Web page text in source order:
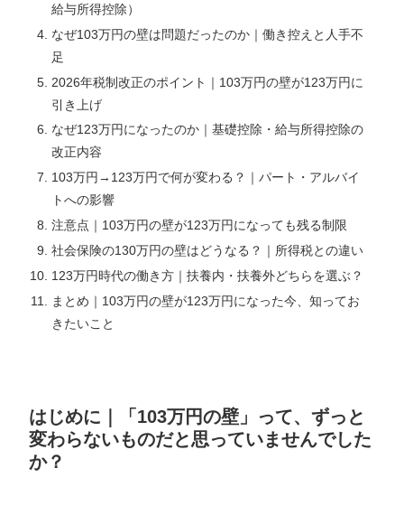
給与所得控除）
なぜ103万円の壁は問題だったのか｜働き控えと人手不
足
2026年税制改正のポイント｜103万円の壁が123万円に
引き上げ
なぜ123万円になったのか｜基礎控除・給与所得控除の
改正内容
103万円→123万円で何が変わる？｜パート・アルバイ
トへの影響
注意点｜103万円の壁が123万円になっても残る制限
社会保険の130万円の壁はどうなる？｜所得税との違い
123万円時代の働き方｜扶養内・扶養外どちらを選ぶ？
まとめ｜103万円の壁が123万円になった今、知ってお
きたいこと
はじめに｜「103万円の壁」って、ずっと
変わらないものだと思っていませんでした
か？